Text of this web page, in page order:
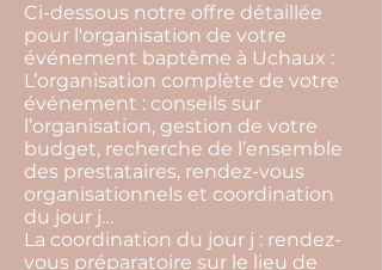
Ci-dessous notre offre détaillée
pour l'organisation de votre
événement baptême à Uchaux :
L’organisation complète de votre
événement : conseils sur
l’organisation, gestion de votre
budget, recherche de l’ensemble
des prestataires, rendez-vous
organisationnels et coordination
du jour j…
La coordination du jour j : rendez-
vous préparatoire sur le lieu de